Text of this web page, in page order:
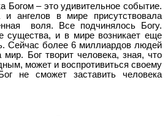
Богом – это удивительное событие.
и ангелов в мире присутствовала
воля. Все подчинялось Богу.
существа, и в мире возникает еще
Сейчас более 6 миллиардов людей
Бог творит человека, зная, что
может и воспротивиться своему
не сможет заставить человека